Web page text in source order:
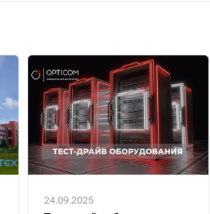
24.09.2025